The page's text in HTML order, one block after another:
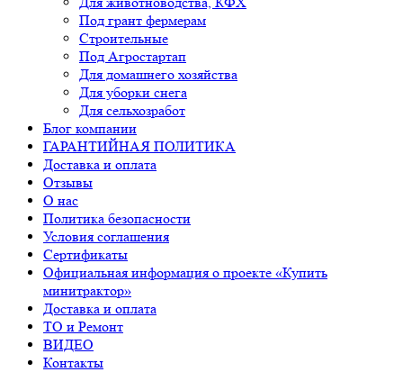
Под грант фермерам
Строительные
Под Агростартап
Для домашнего хозяйства
Для уборки снега
Для сельхозработ
Блог компании
ГАРАНТИЙНАЯ ПОЛИТИКА
Доставка и оплата
Отзывы
О нас
Политика безопасности
Условия соглашения
Сертификаты
Официальная информация о проекте «Купить
минитрактор»
Доставка и оплата
ТО и Ремонт
ВИДЕО
Контакты